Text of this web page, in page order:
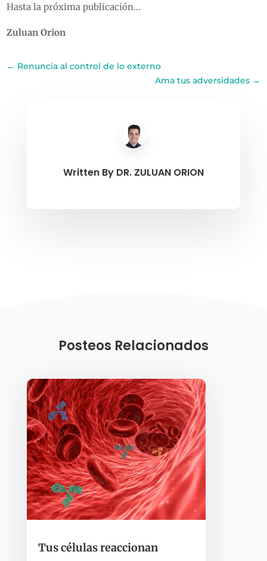
Hasta la próxima publicación…
Zuluan Orion
← Renuncia al control de lo externo
Ama tus adversidades→
Written By DR. ZULUAN ORION
Posteos Relacionados
Tus células reaccionan